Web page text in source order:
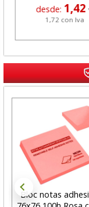
desde:1,42
1,72 con Iva
Bloc notas